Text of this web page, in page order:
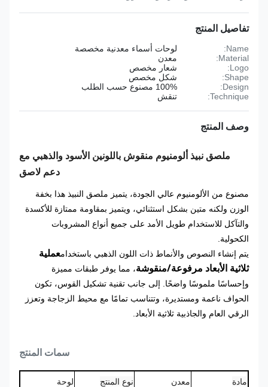
تفاصيل المنتج
Name:
لوحات أسماء معدنية مخصصة
Material:
شعار مخصص
Shape:
شكل مخصص
Design:
100% مصنوع حسب الطلب
Technique:
تنقش
وصف المنتج
ملصق نبيذ ألومنيوم منقوش باللونين الأسود والذهبي مع
دعم لاصق
مصنوع من الألومنيوم عالي الجودة، يتميز ملصق النبيذ هذا بخفة
الوزن ولكنه متين بشكل استثنائي، ويتميز بمقاومة ممتازة للأكسدة
والتآكل للاستخدام طويل الأمد على جميع أنواع المشروبات
الكحولية.
يتم إنشاء النصوص والأنماط ذات اللون الذهبي باستخدامعملية
ثلاثية الأبعاد مرفوعة/منقوشة، مما يوفر طبقات مميزة
وإحساسًا ملموسًا واضحًا. إلى جانب تقنية تشكيل القوس، تكون
الحواف ناعمة ومستديرة، وتتناسب تمامًا مع محيط الزجاجة وتعزز
الرقي العام والجاذبية ثلاثية الأبعاد.
سمات المنتج
نوع المنتج